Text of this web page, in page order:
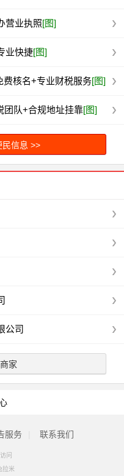
营业执照[图]
业快捷[图]
费核名+专业财税服务[图]
团队+合规地址挂靠[图]
民信息 >>
公司
家
服务 联系我们
问
米